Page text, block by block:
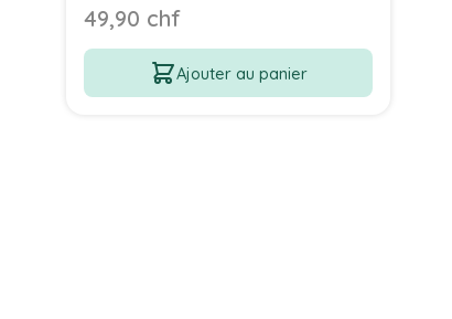
49,90 chf
Ajouter au panier